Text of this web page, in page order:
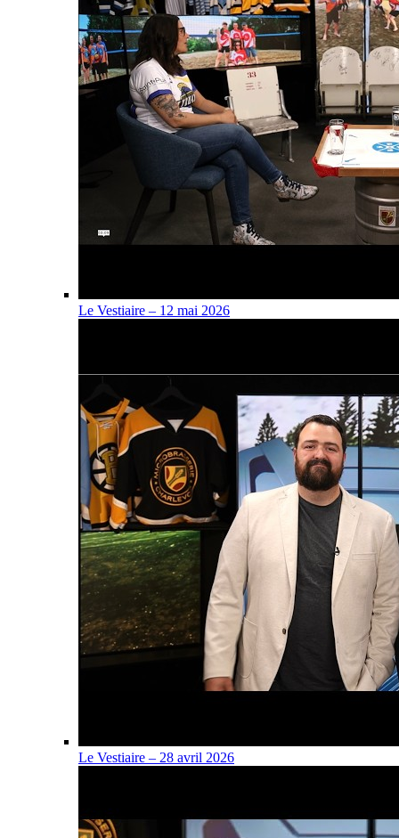
Le Vestiaire – 12 mai 2026
Le Vestiaire – 28 avril 2026